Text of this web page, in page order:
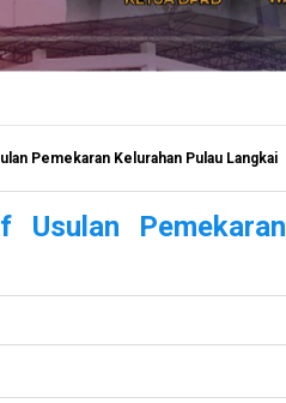
Pemekaran Kelurahan Pulau Langkai
Usulan Pemekaran